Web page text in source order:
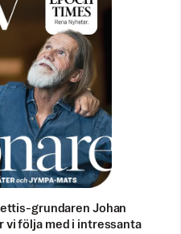
grundaren Johan
vi följa med i intressanta